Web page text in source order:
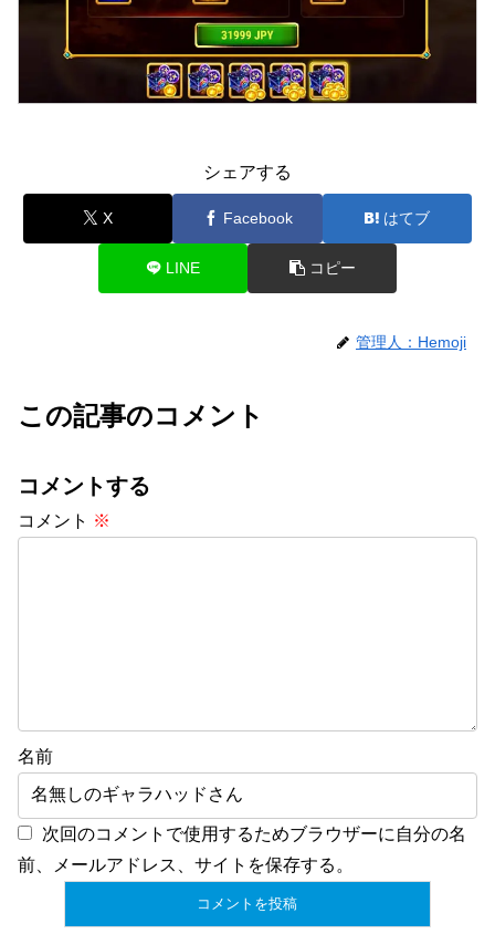
シェアする
X Facebook はてブ
LINE コピー
管理人：Hemoji
この記事のコメント
コメントする
コメント ※
名前
次回のコメントで使用するためブラウザーに自分の名
前、メールアドレス、サイトを保存する。